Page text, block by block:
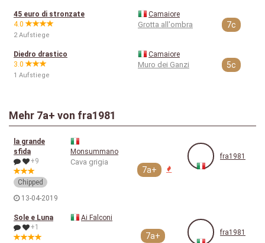
45 euro di stronzate
4.0
2 Aufstiege
Camaiore
Grotta all'ombra 7c
Diedro drastico
3.0
1 Aufstiege
Camaiore
Muro dei Ganzi 5c
Mehr 7a+ von fra1981
la grande
sfida
+9
Chipped
13-04-2019
Monsummano
Cava grigia
7a+
fra1981
Sole e Luna
+1
Ai Falconi
7a+ fra1981